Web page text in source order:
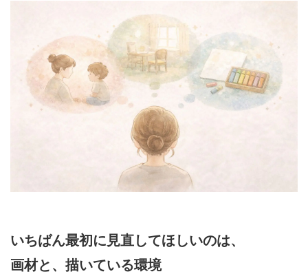
いちばん最初に見直してほしいのは、
画材と、描いている環境